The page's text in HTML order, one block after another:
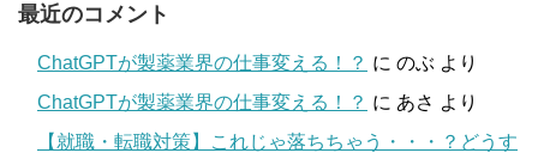
最近のコメント
ChatGPTが製薬業界の仕事変える！？ に のぶ より
ChatGPTが製薬業界の仕事変える！？ に あさ より
【就職・転職対策】これじゃ落ちちゃう・・・？どうす